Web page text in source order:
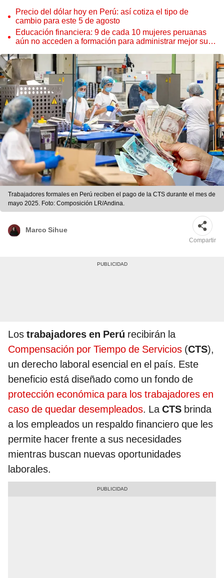
Precio del dólar hoy en Perú: así cotiza el tipo de
cambio para este 5 de agosto
Educación financiera: 9 de cada 10 mujeres peruanas
aún no acceden a formación para administrar mejor su
Trabajadores formales en Perú reciben el pago de la CTS durante el mes de
mayo 2025. Foto: Composición LR/Andina.
Marco Sihue
Compartir
Los trabajadores en Perú recibirán la
Compensación por Tiempo de Servicios (CTS),
un derecho laboral esencial en el país. Este
beneficio está diseñado como un fondo de
protección económica para los trabajadores en
caso de quedar desempleados. LaCTS brinda
a los empleados un respaldo financiero que les
permite hacer frente a sus necesidades
mientras buscan nuevas oportunidades
laborales.